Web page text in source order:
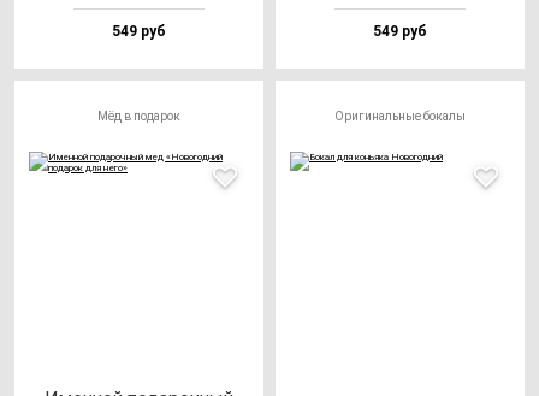
549 руб 549 руб
Мёд в подарок Оригинальные бокалы